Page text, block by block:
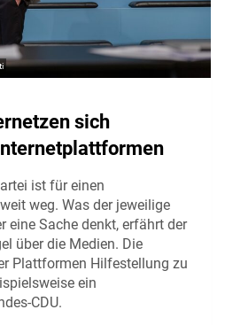
sich
ist für einen
weg. Was der jeweilige
eine Sache denkt, erfährt der
über die Medien. Die
Plattformen Hilfestellung zu
ein
CDU.